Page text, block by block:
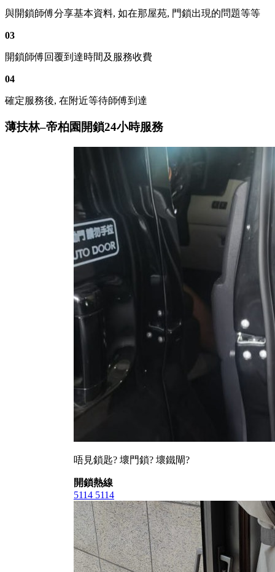
與開鎖師傅分享基本資料, 如在那屋苑, 門鎖出現的問題等等
03
開鎖師傅回覆到達時間及服務收費
04
確定服務後, 在附近等待師傅到達
薄扶林–帝柏園開鎖24小時服務
唔見鎖匙? 壞門鎖? 壞鐵閘?
開鎖熱線
5114 5114